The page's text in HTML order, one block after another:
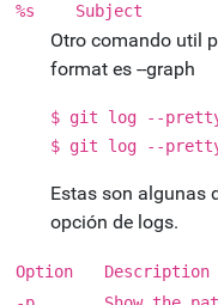
%s
Subject
Otro comando util
format es --graph
$ git log --
$ git log --
Estas son algunas
opción de logs.
Option
Description